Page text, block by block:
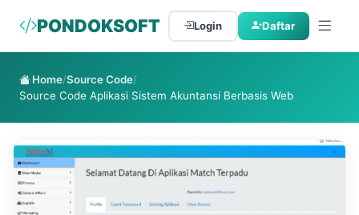
PONDOKSOFT Login Daftar
Home/Source Code/
Source Code Aplikasi Sistem Akuntansi Berbasis Web